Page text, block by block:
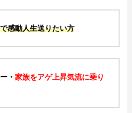
で感動人生送りたい方
・ 家族をアゲ上昇気流に乗り